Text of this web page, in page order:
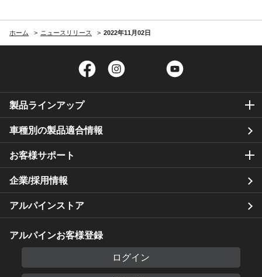
ホーム ニュースリリース 2022年11月02日
Facebook Twitter
製品ラインアップ
車種別の製品適合情報
お客様サポート
企業/採用情報
アルパインストア
アルパインお客様登録
ログイン